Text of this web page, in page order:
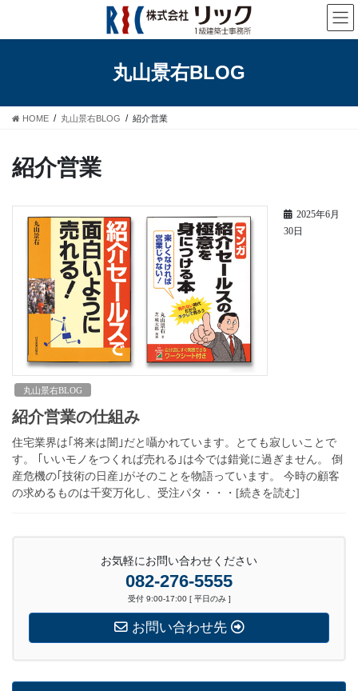
テ
ス
ゲ
ン
丸山景右BLOG
HOME 丸山景右BLOG 紹介営業
紹介営業
2025年6月
30日
丸山景右BLOG
紹介営業の仕組み
住宅業界は｢将来は闇｣だと囁かれています。とても寂しいことで
す。 ｢いいモノをつくれば売れる｣は今では錯覚に過ぎません。 倒
産危機の｢技術の日産｣がそのことを物語っています。 今時の顧客
の求めるものは千変万化し、受注パタ・・・[続きを読む]
お気軽にお問い合わせください
082-276-5555
受付 9:00-17:00 [ 平日のみ ]
お問い合わせ先